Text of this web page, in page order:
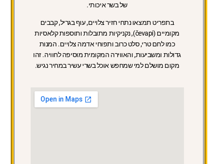
של בשר איכותי.
בתפריט תמצאו נתחי חזיר צלויים, עוף בגריל, קבבים
מקומיים (čevapi), נקניקיות מתובלות ותוספות קלאסיות
כמו לחם טרי, סלט כרוב ותפוחי אדמה צלויים. המנות
גדולות ומשביעות, והאווירה המקומית מוסיפה לחוויה. זהו
מקום מושלם למי שמחפש אוכל בשרי עשיר במחיר נגיש.